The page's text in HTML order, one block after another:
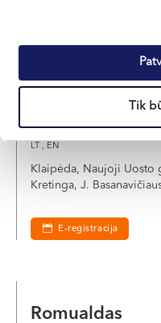
Tik
KERŠULIS
LT , EN
Klaipėda, Naujoji Uosto
Kretinga, J.
E-registracija
Romualdas